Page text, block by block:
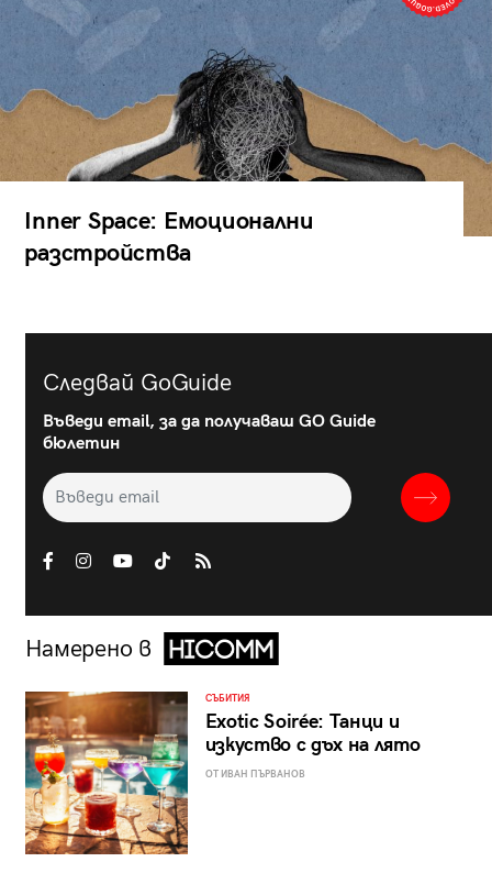
Inner Space: Емоционални
разстройства
Следвай GoGuide
Въведи email, за да получаваш GO Guide
бюлетин
Намерено в
СЪБИТИЯ
Exotic Soirée: Танци и
изкуство с дъх на лято
ОТ ИВАН ПЪРВАНОВ